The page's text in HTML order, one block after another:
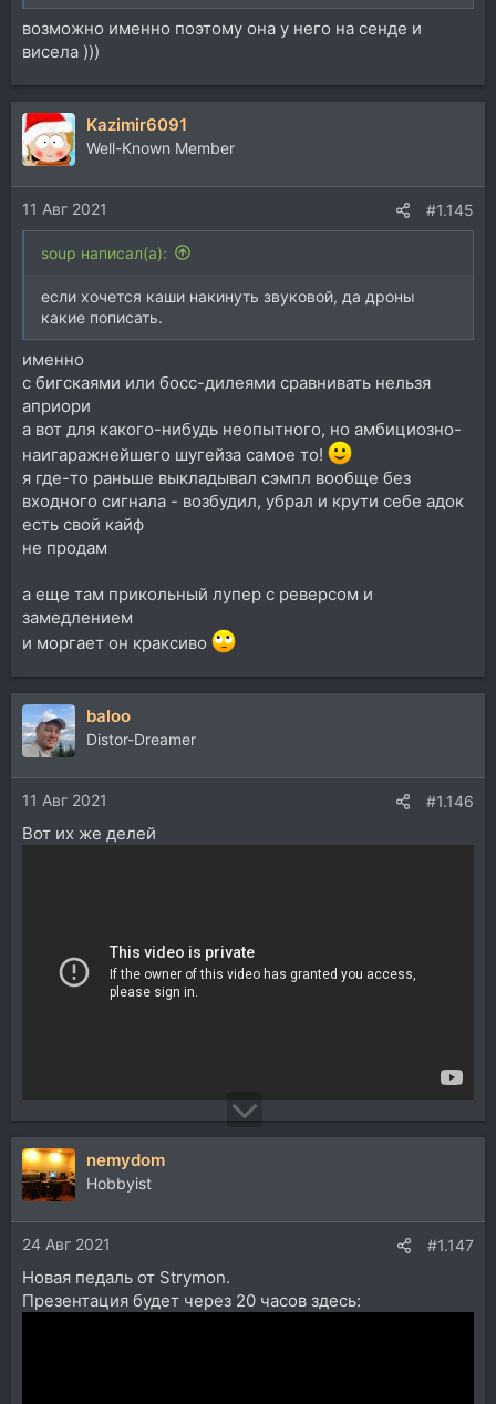
возможно именно поэтому она у него на сенде и
висела )))
Kazimir6091
Well-Known Member
11 Авг 2021 #1.145
soup написал(а):
если хочется каши накинуть звуковой, да дроны
какие пописать.
именно
с бигскаями или босс-дилеями сравнивать нельзя
априори
а вот для какого-нибудь неопытного, но амбициозно-
наигаражнейшего шугейза самое то!
я где-то раньше выкладывал сэмпл вообще без
входного сигнала - возбудил, убрал и крути себе адок
есть свой кайф
не продам
а еще там прикольный лупер с реверсом и
замедлением
и моргает он краксиво
baloo
Distor-Dreamer
11 Авг 2021 #1.146
Вот их же делей
nemydom
Hobbyist
24 Авг 2021 #1.147
Новая педаль от Strymon.
Презентация будет через 20 часов здесь: